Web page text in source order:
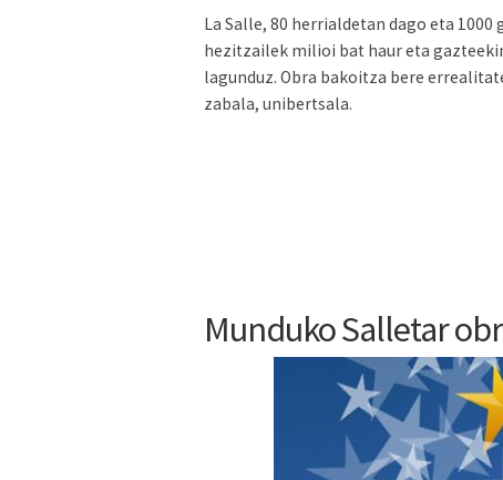
La Salle, 80 herrialdetan dago eta
hezitzailek milioi bat haur eta
lagunduz. Obra bakoitza bere
zabala, unibertsala.
Munduko Salletar